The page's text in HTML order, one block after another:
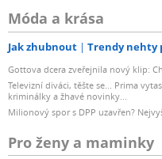
Móda a krása
Jak zhubnout Trendy nehty
Gottova dcera zveřejnila nový klip:
Televizní diváci, těšte se... Prima
kriminálky a žhavé novinky...
Milionový spor s DPP uzavřen?
Pro ženy a maminky